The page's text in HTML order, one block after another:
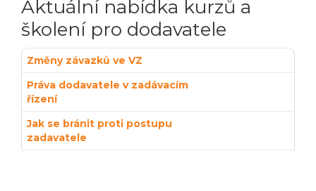
Aktuální nabídka kurzů a
školení pro dodavatele
Změny závazků ve VZ
Práva dodavatele v zadávacím
řízení
Jak se bránit proti postupu
zadavatele